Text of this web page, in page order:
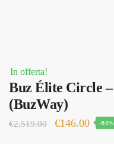
In offerta!
Buz Élite Circle
(BuzWay)
€2,519.00
Il
€146.00Il
-94%